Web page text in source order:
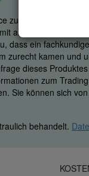
zu garantieren, ist
all ihren Stärken zu
dass ein
zurecht kamen und
dieses
zum
Sie können sich
behandelt.